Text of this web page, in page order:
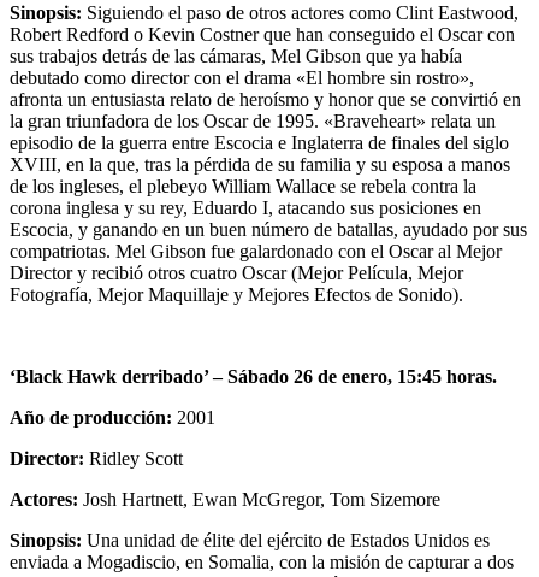
Sinopsis: Siguiendo el paso de otros actores como Clint Eastwood,
Robert Redford o Kevin Costner que han conseguido el Oscar con
sus trabajos detrás de las cámaras, Mel Gibson que ya había
debutado como director con el drama «El hombre sin rostro»,
afronta un entusiasta relato de heroísmo y honor que se convirtió en
la gran triunfadora de los Oscar de 1995. «Braveheart» relata un
episodio de la guerra entre Escocia e Inglaterra de finales del siglo
XVIII, en la que, tras la pérdida de su familia y su esposa a manos
de los ingleses, el plebeyo William Wallace se rebela contra la
corona inglesa y su rey, Eduardo I, atacando sus posiciones en
Escocia, y ganando en un buen número de batallas, ayudado por sus
compatriotas. Mel Gibson fue galardonado con el Oscar al Mejor
Director y recibió otros cuatro Oscar (Mejor Película, Mejor
Fotografía, Mejor Maquillaje y Mejores Efectos de Sonido).
‘Black Hawk derribado’ –Sábado 26 de enero, 15:45 horas.
Año de producción: 2001
Director: Ridley Scott
Actores: Josh Hartnett, Ewan McGregor, Tom Sizemore
Sinopsis: Una unidad de élite del ejército de Estados Unidos es
enviada a Mogadiscio, en Somalia, con la misión de capturar a dos